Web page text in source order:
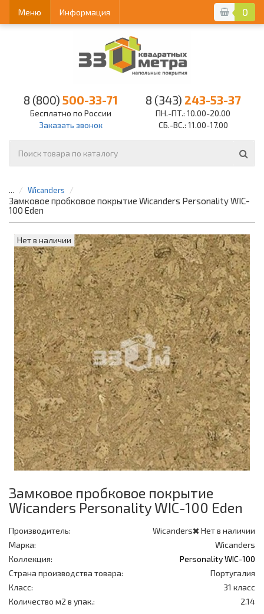
0
Меню Информация
8 (800) 500-33-71
Бесплатно по России
Заказать звонок
8 (343) 243-53-37
ПН.-ПТ.: 10.00-20.00
СБ.-ВС.: 11.00-17.00
... Wicanders
Замковое пробковое покрытие Wicanders Personality WIC-
100 Eden
Нет в наличии
Замковое пробковое покрытие
Wicanders Personality WIC-100 Eden
Нет в наличии
Производитель:
Wicanders
Марка:
Wicanders
Коллекция:
Personality WIC-100
Страна производства товара:
Португалия
Класс:
31 класс
Количество м2 в упак.:
2.14